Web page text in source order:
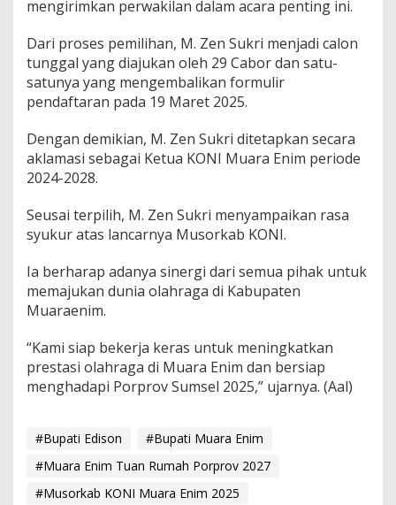
mengirimkan perwakilan dalam acara penting ini.
Dari proses pemilihan, M. Zen Sukri menjadi calon
tunggal yang diajukan oleh 29 Cabor dan satu-
satunya yang mengembalikan formulir
pendaftaran pada 19 Maret 2025.
Dengan demikian, M. Zen Sukri ditetapkan secara
aklamasi sebagai Ketua KONI Muara Enim periode
2024-2028.
Seusai terpilih, M. Zen Sukri menyampaikan rasa
syukur atas lancarnya Musorkab KONI.
Ia berharap adanya sinergi dari semua pihak untuk
memajukan dunia olahraga di Kabupaten
Muaraenim.
“Kami siap bekerja keras untuk meningkatkan
prestasi olahraga di Muara Enim dan bersiap
menghadapi Porprov Sumsel 2025,” ujarnya. (Aal)
#Bupati Edison
#Bupati Muara Enim
#Muara Enim Tuan Rumah Porprov 2027
#Musorkab KONI Muara Enim 2025